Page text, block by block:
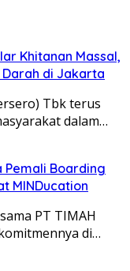
Khitanan Massal,
Darah di Jakarta
Tbk terus
dalam…
Pemali Boarding
MINDucation
PT TIMAH
di…